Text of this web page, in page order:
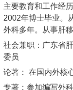
主要教育和工作经
2002年博士毕业。
外科多年。从事肝
社会兼职：广东省
委员
论著： 在国内外核
专著：参加编写外